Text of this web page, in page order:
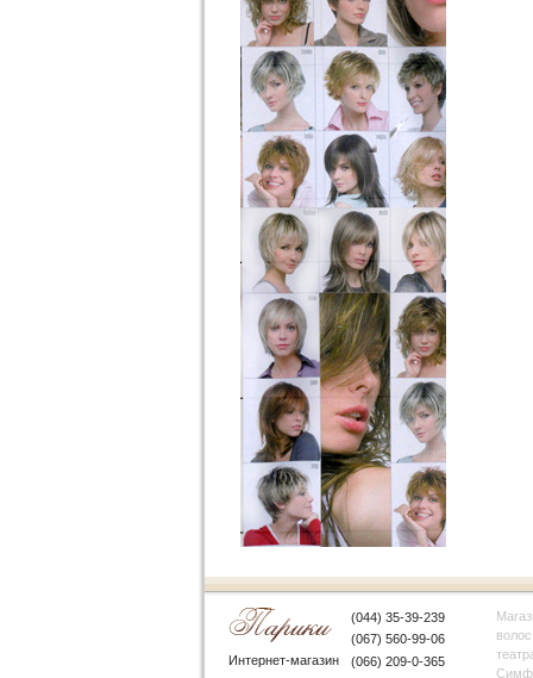
Интернет-магазин
(044) 35-39-239
(067) 560-99-06
(066) 209-0-365